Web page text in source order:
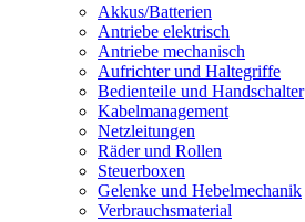
Akkus/Batterien
Antriebe elektrisch
Antriebe mechanisch
Aufrichter und Haltegriffe
Bedienteile und Handschalter
Kabelmanagement
Netzleitungen
Räder und Rollen
Steuerboxen
Gelenke und Hebelmechanik
Verbrauchsmaterial